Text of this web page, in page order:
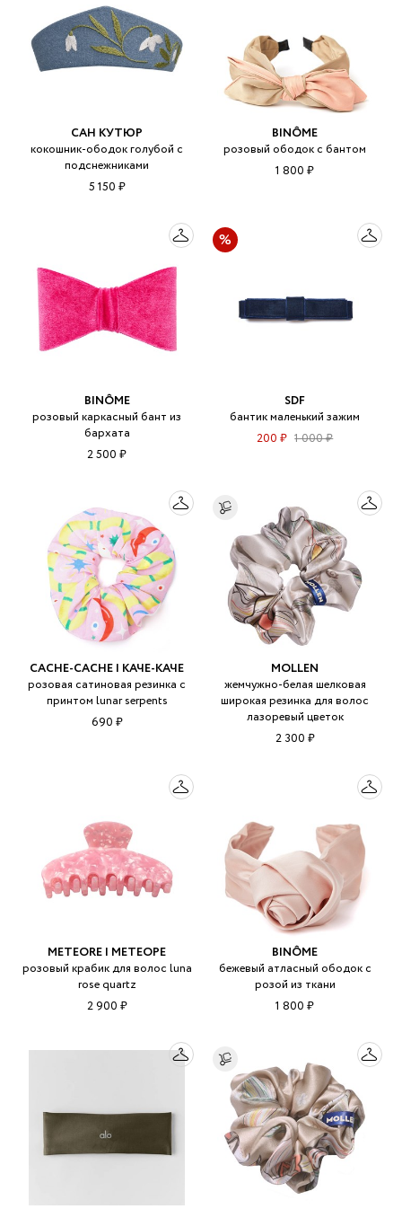
САН КУТЮР
кокошник-ободок голубой с
подснежниками
5 150 ₽
BINÔME
розовый ободок с бантом
1 800 ₽
BINÔME
розовый каркасный бант из
бархата
2 500 ₽
SDF
бантик маленький зажим
200 ₽ 1 000 ₽
CACHE-CACHE | КАЧЕ-КАЧЕ
розовая сатиновая резинка с
принтом lunar serpents
690 ₽
MOLLEN
жемчужно-белая шелковая
широкая резинка для волос
лазоревый цветок
2 300 ₽
METEORE | МЕТЕОРЕ
розовый крабик для волос luna
rose quartz
2 900 ₽
BINÔME
бежевый атласный ободок с
розой из ткани
1 800 ₽